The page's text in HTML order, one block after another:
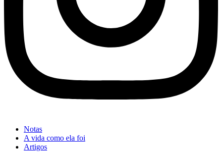
Notas
A vida como ela foi
Artigos